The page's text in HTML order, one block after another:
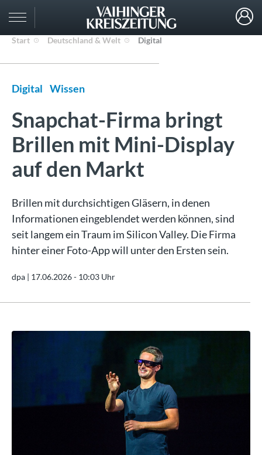
Start Deutschland & Welt Digital
Digital Wissen
Snapchat-Firma bringt
Brillen mit Mini-Display
auf den Markt
Brillen mit durchsichtigen Gläsern, in denen
Informationen eingeblendet werden können, sind
seit langem ein Traum im Silicon Valley. Die Firma
hinter einer Foto-App will unter den Ersten sein.
dpa | 17.06.2026 - 10:03 Uhr